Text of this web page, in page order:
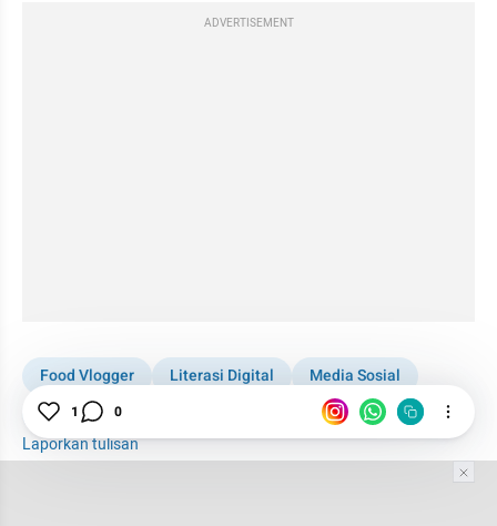
ADVERTISEMENT
Food Vlogger Literasi Digital
Media Sosial
Netizen
Laporkan tulisan
1 0